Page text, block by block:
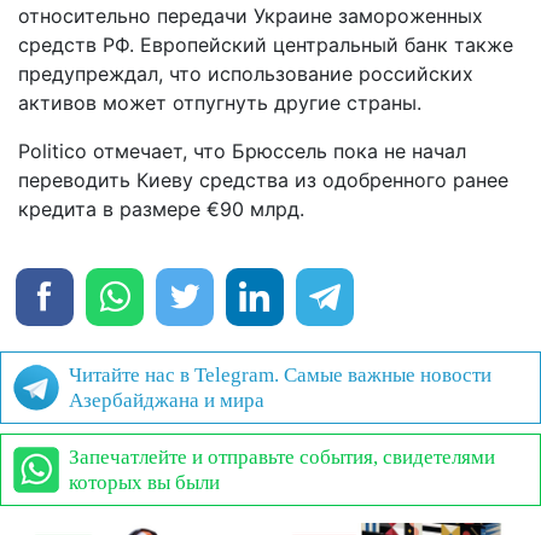
относительно передачи Украине замороженных
средств РФ. Европейский центральный банк также
предупреждал, что использование российских
активов может отпугнуть другие страны.
Politico отмечает, что Брюссель пока не начал
переводить Киеву средства из одобренного ранее
кредита в размере €90 млрд.
Читайте нас в Telegram. Самые важные новости
Азербайджана и мира
Запечатлейте и отправьте события, свидетелями
которых вы были